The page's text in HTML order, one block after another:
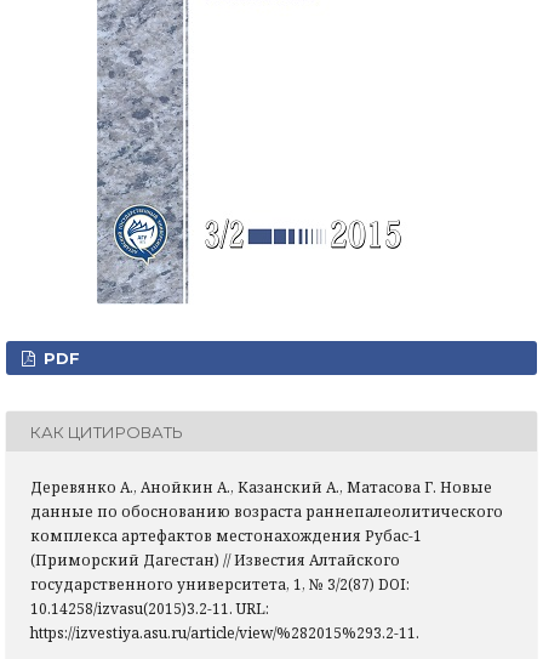
PDF
КАК ЦИТИРОВАТЬ
Деревянко А., Анойкин А., Казанский А., Матасова Г. Новые
данные по обоснованию возраста раннепалеолитического
комплекса артефактов местонахождения Рубас-1
(Приморский Дагестан) // Известия Алтайского
государственного университета, 1, № 3/2(87) DOI:
10.14258/izvasu(2015)3.2-11. URL:
https://izvestiya.asu.ru/article/view/%282015%293.2-11.